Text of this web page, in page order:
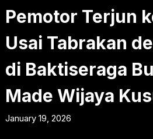
Pemotor Terjun
Usai Tabrakan
di Baktiseraga
Made Wijaya
January 19, 2026